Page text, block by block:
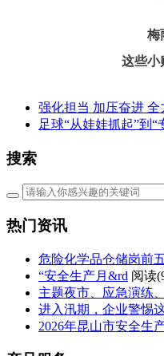
梅
这些小
强化担当 加压奋进
足球“从娃娃抓起”到“
搜索
热门资讯
危险化学品仓储岗前
“安全生产月&rd 阅读(
主题夜市、应急演练
进入汛期，企业警惕
2026年昆山市安全生